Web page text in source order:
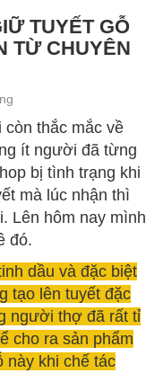
TUYẾT GỖ
TỪ CHUYÊN
thắc mắc về
ít người đã từng
bị tình trạng khi
mà lúc nhận thì
Lên hôm nay mình
đó.
dầu và đặc biệt
tạo lên tuyết đặc
người thợ đã rất tỉ
cho ra sản phẩm
này khi chế tác